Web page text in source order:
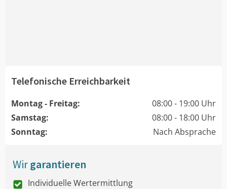
Telefonische Erreichbarkeit
Montag - Freitag:
08:00 - 19:00 Uhr
Samstag:
08:00 - 18:00 Uhr
Sonntag:
Nach Absprache
Wirgarantieren
Individuelle Wertermittlung